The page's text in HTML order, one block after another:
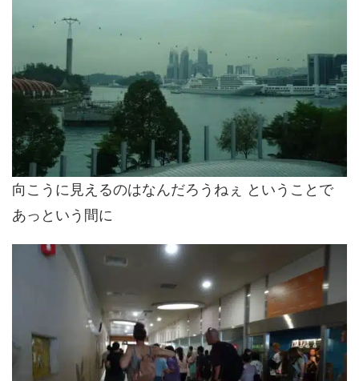
向こうに見えるのはなんだろうねぇ ということで
あっという間に